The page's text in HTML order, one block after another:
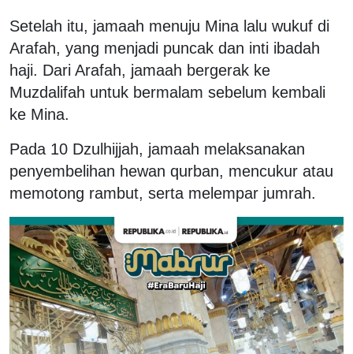
Setelah itu, jamaah menuju Mina lalu wukuf di
Arafah, yang menjadi puncak dan inti ibadah
haji. Dari Arafah, jamaah bergerak ke
Muzdalifah untuk bermalam sebelum kembali
ke Mina.
Pada 10 Dzulhijjah, jamaah melaksanakan
penyembelihan hewan qurban, mencukur atau
memotong rambut, serta melempar jumrah.